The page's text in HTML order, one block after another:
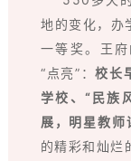
地的变化，办
一等奖。王
“点亮”：校长
学校、“民族
展，明星教师
的精彩和灿烂